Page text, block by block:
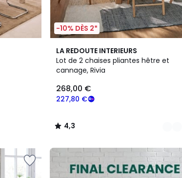
-10% DÈS 2*
LA REDOUTE INTERIEURS
Lot de 2 chaises pliantes hêtre et
cannage, Rivia
227,80 €
268,00 €
4,3
/ 5
2
Couleurs
4,3
/
FINAL
CLEARANCE